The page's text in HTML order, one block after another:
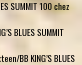
SUMMIT 100 chez
BLUES SUMMIT
BB KING’S BLUES